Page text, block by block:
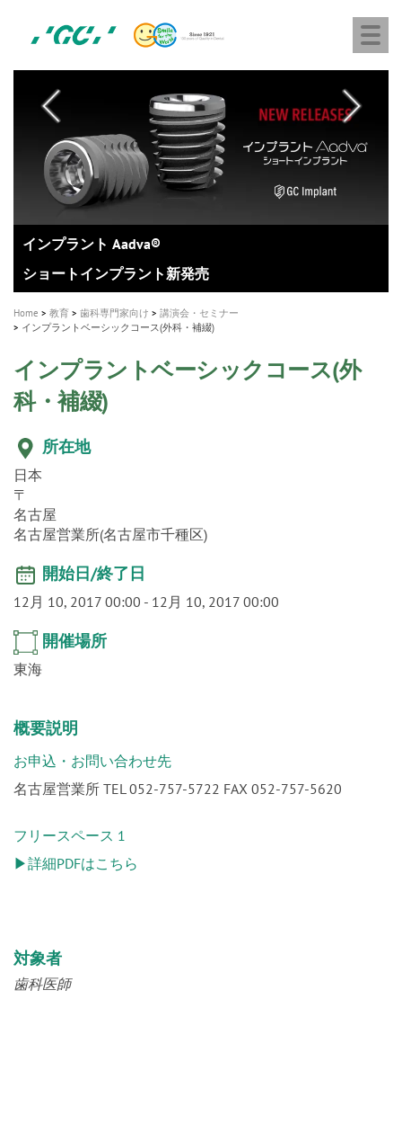
A healthy smile greatly contributes to your quality of life
新発売 エバーエックス フロー
製品の詳細情報はこちら
「セラスマート テクノロジーブック」公開
「イニシャル LiSi（リジ）ブロック テクノロジーブッ
ク」公開
歯を内部まで白くする
医療ホワイトニング ティオン®
新製品 イオム ナゴミ for DH
専用サイトはこちら
新製品バキュクレーブ 118 / 318 Prime
製品の詳細情報はこちら
インプラント Aadva®
ショートインプラント新発売
GCグループ企業
Home 教育 歯科専門家向け
講演会・セミナー
インプラントベーシックコース(外科・補綴)
インプラントベーシックコース(外
科・補綴)
所在地
日本
〒
名古屋
名古屋営業所(名古屋市千種区)
開始日/終了日
12月 10, 2017 00:00 - 12月 10, 2017 00:00
開催場所
東海
概要説明
お申込・お問い合わせ先
名古屋営業所 TEL 052-757-5722 FAX 052-757-5620
フリースペース 1
▶詳細PDFはこちら
対象者
歯科医師